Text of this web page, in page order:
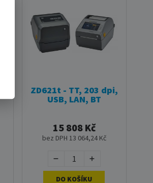
ZD621t - TT, 203 dpi,
USB, LAN, BT
15 808 Kč
bez DPH 13 064,24 Kč
DO KOŠÍKU